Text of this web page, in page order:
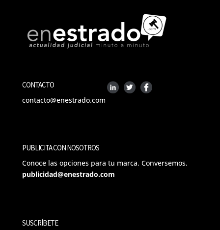
CONTACTO
contacto@enestrado.com
PUBLICITA CON NOSOTROS
Conoce las opciones para tu marca. Conversemos.
publicidad@enestrado.com
SUSCRÍBETE